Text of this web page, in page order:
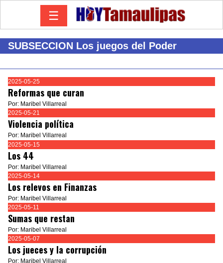
☰
SUBSECCION Los juegos del Poder
2025-05-25
Reformas que curan
Por: Maribel Villarreal
2025-05-21
Violencia política
Por: Maribel Villarreal
2025-05-15
Los 44
Por: Maribel Villarreal
2025-05-14
Los relevos en Finanzas
Por: Maribel Villarreal
2025-05-11
Sumas que restan
Por: Maribel Villarreal
2025-05-07
Los jueces y la corrupción
Por: Maribel Villarreal